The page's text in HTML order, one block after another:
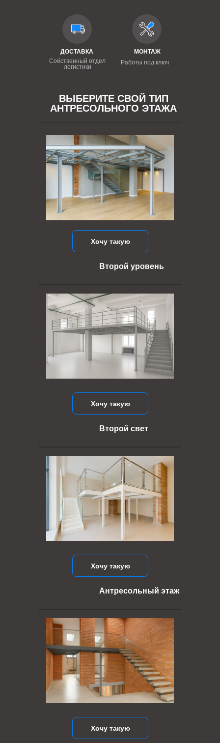
ДОСТАВКА
Собственный отдел
логистики
МОНТАЖ
Работы под ключ
ВЫБЕРИТЕ СВОЙ ТИП
АНТРЕСОЛЬНОГО ЭТАЖА
Хочу такую
Хочу такую
Антресольный этаж
Хочу такую
Второй свет
Хочу такую
Второй уровень